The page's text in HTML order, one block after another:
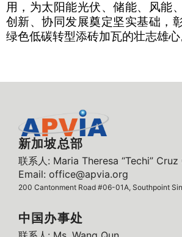
用，为太阳能光伏、储能、风能
创新、协同发展奠定坚实基础，
绿色低碳转型添砖加瓦的壮志雄心
新加坡总部
联系人: Maria Theresa “Techi”
Email: office@apvia.org
200 Cantonment Road #06-01A, Southpoint
中国办事处